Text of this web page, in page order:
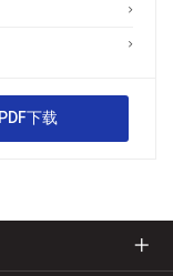
PDF下载